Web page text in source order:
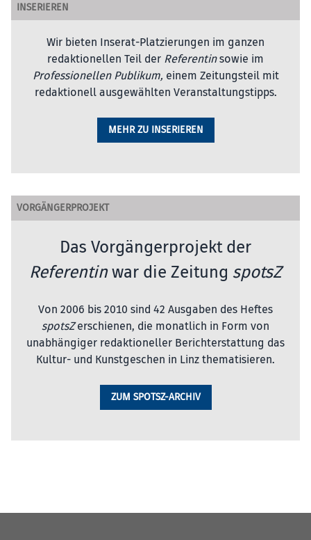
INSERIEREN
Wir bieten Inserat-Platzierungen im ganzen
redaktionellen Teil der Referentinsowie im
Professionellen Publikum, einem Zeitungsteil mit
redaktionell ausgewählten Veranstaltungstipps.
MEHR ZU INSERIEREN
VORGÄNGERPROJEKT
Das Vorgängerprojekt der
Referentinwar die Zeitung spotsZ
Von 2006 bis 2010 sind 42 Ausgaben des Heftes
spotsZerschienen, die monatlich in Form von
unabhängiger redaktioneller Berichterstattung das
Kultur- und Kunstgeschen in Linz thematisieren.
ZUM SPOTSZ-ARCHIV